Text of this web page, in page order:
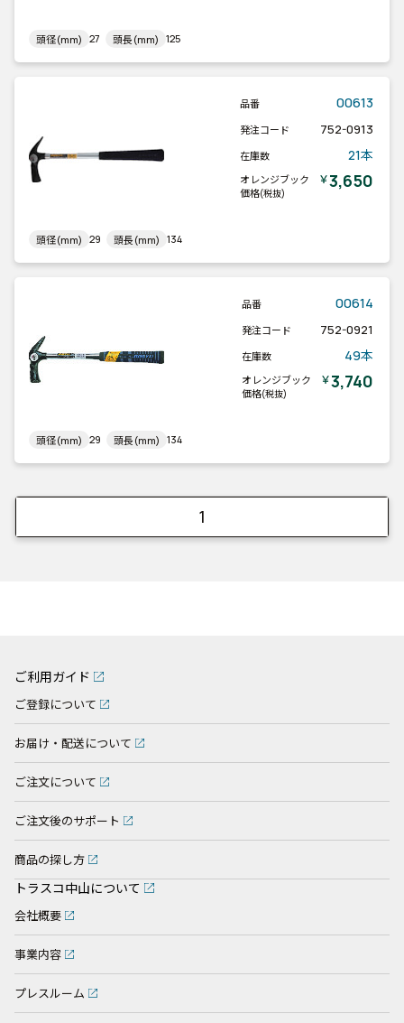
頭径(mm) 27 頭長(mm) 125
品番 00613
発注コード 752-0913
在庫数 21本
オレンジブック
価格(税抜)
￥3,650
頭径(mm) 29 頭長(mm) 134
品番 00614
発注コード 752-0921
在庫数 49本
オレンジブック
価格(税抜)
￥3,740
頭径(mm) 29 頭長(mm) 134
1
ご利用ガイド
ご登録について
お届け・配送について
ご注文について
ご注文後のサポート
商品の探し方
トラスコ中山について
会社概要
事業内容
プレスルーム